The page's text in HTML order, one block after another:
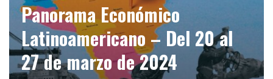
Panorama Económico
Latinoamericano – Del 20 al
27 de marzo de 2024